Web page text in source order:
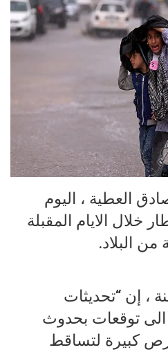
العطية ، اليوم
خلال الايام المقبلة
البلاد.
، إن “تحديثات
توقعات بحدوث
كبيرة لتساقط